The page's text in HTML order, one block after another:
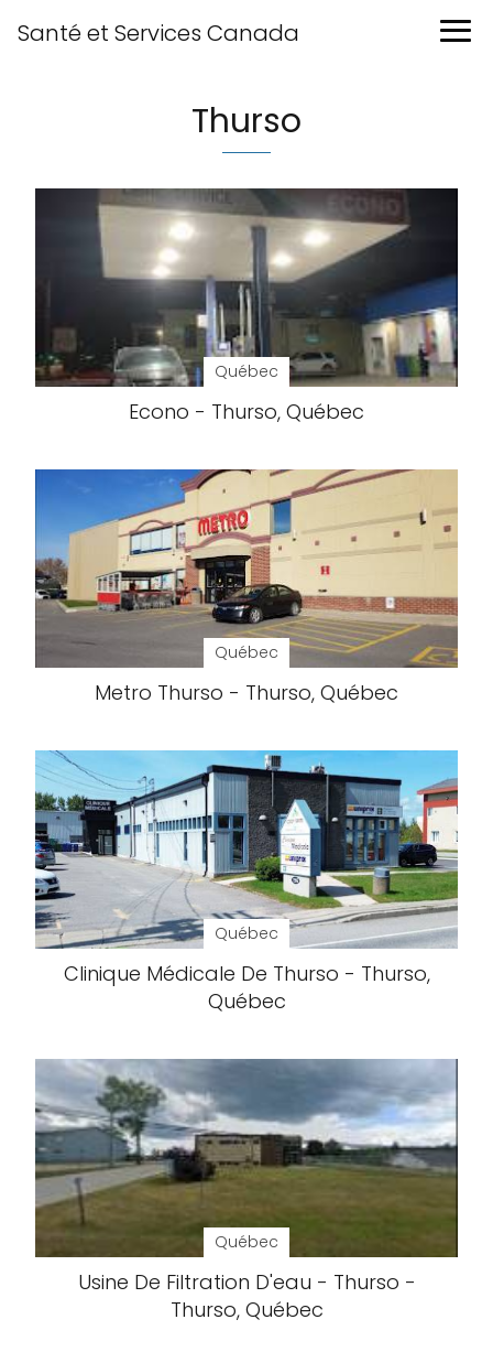
Santé et Services Canada
Thurso
Québec
Econo - Thurso, Québec
Québec
Metro Thurso - Thurso, Québec
Québec
Clinique Médicale De Thurso - Thurso,
Québec
Québec
Usine De Filtration D'eau - Thurso -
Thurso, Québec